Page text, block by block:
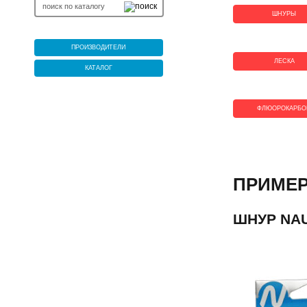
ПРОИЗВОДИТЕЛИ
КАТАЛОГ
ШНУРЫ
ЛЕСКА
ШНУР